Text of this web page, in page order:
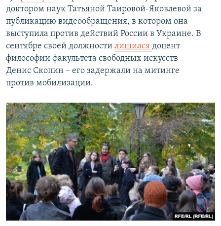
доктором наук Татьяной Таировой-Яковлевой за
публикацию видеообращения, в котором она
выступила против действий России в Украине. В
сентябре своей должности лишился доцент
философии факультета свободных искусств
Денис Скопин – его задержали на митинге
против мобилизации.